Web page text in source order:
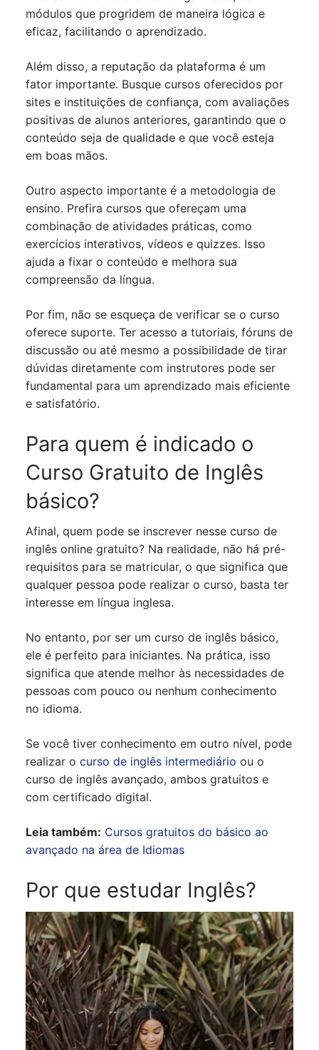
módulos que progridem de maneira lógica e
eficaz, facilitando o aprendizado.
Além disso, a reputação da plataforma é um
fator importante. Busque cursos oferecidos por
sites e instituições de confiança, com avaliações
positivas de alunos anteriores, garantindo que o
conteúdo seja de qualidade e que você esteja
em boas mãos.
Outro aspecto importante é a metodologia de
ensino. Prefira cursos que ofereçam uma
combinação de atividades práticas, como
exercícios interativos, vídeos e quizzes. Isso
ajuda a fixar o conteúdo e melhora sua
compreensão da língua.
Por fim, não se esqueça de verificar se o curso
oferece suporte. Ter acesso a tutoriais, fóruns de
discussão ou até mesmo a possibilidade de tirar
dúvidas diretamente com instrutores pode ser
fundamental para um aprendizado mais eficiente
e satisfatório.
Para quem é indicado o
Curso Gratuito de Inglês
básico?
Afinal, quem pode se inscrever nesse curso de
inglês online gratuito? Na realidade, não há pré-
requisitos para se matricular, o que significa que
qualquer pessoa pode realizar o curso, basta ter
interesse em língua inglesa.
No entanto, por ser um curso de inglês básico,
ele é perfeito para iniciantes. Na prática, isso
significa que atende melhor às necessidades de
pessoas com pouco ou nenhum conhecimento
no idioma.
Se você tiver conhecimento em outro nível, pode
realizar o curso de inglês intermediário ou o
curso de inglês avançado, ambos gratuitos e
com certificado digital.
Leia também: Cursos gratuitos do básico ao
avançado na área de Idiomas
Por que estudar Inglês?